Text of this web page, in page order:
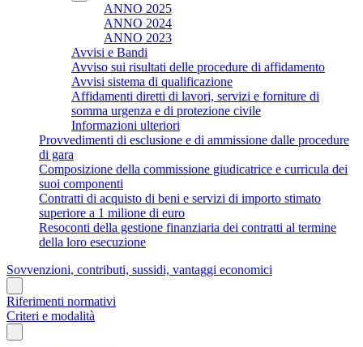
ANNO 2025
ANNO 2024
ANNO 2023
Avvisi e Bandi
Avviso sui risultati delle procedure di affidamento
Avvisi sistema di qualificazione
Affidamenti diretti di lavori, servizi e forniture di
somma urgenza e di protezione civile
Informazioni ulteriori
Provvedimenti di esclusione e di ammissione dalle procedure
di gara
Composizione della commissione giudicatrice e curricula dei
suoi componenti
Contratti di acquisto di beni e servizi di importo stimato
superiore a 1 milione di euro
Resoconti della gestione finanziaria dei contratti al termine
della loro esecuzione
Sovvenzioni, contributi, sussidi, vantaggi economici
Riferimenti normativi
Criteri e modalità